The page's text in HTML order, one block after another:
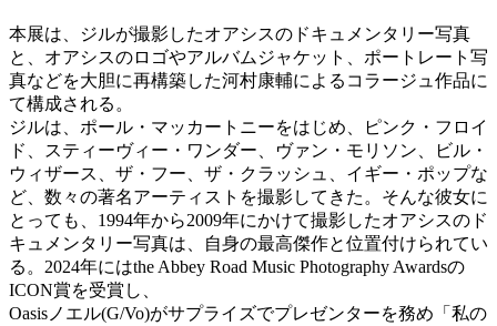
本展は、ジルが撮影したオアシスのドキュメンタリー写真
と、オアシスのロゴやアルバムジャケット、ポートレート写
真などを大胆に再構築した河村康輔によるコラージュ作品に
て構成される。
ジルは、ポール・マッカートニーをはじめ、ピンク・フロイ
ド、スティーヴィー・ワンダー、ヴァン・モリソン、ビル・
ウィザース、ザ・フー、ザ・クラッシュ、イギー・ポップな
ど、数々の著名アーティストを撮影してきた。そんな彼女に
とっても、1994年から2009年にかけて撮影したオアシスのド
キュメンタリー写真は、自身の最高傑作と位置付けられてい
る。2024年にはthe Abbey Road Music Photography Awardsの
ICON賞を受賞し、
Oasisノエル(G/Vo)がサプライズでプレゼンターを務め「私の